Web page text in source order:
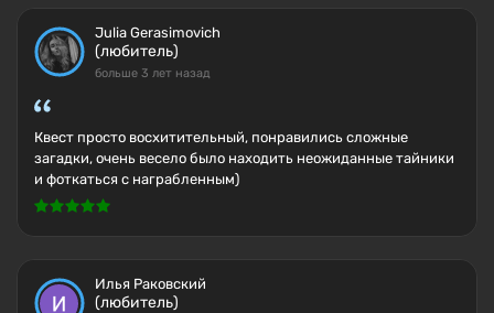
Julia Gerasimovich
(любитель)
больше 3 лет назад
Квест просто восхитительный, понравились сложные
загадки, очень весело было находить неожиданные тайники
и фоткаться с награбленным)
Илья Раковский
(любитель)